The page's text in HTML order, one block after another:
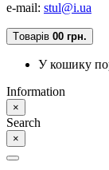
e-mail: stul@i.ua
Tоварів 00 грн.
У кошику
Information
×
Search
×